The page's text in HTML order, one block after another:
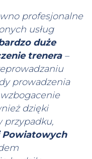
profesjonalne
usług
duże
trenera–
prowadzenia
dzięki
przypadku,
Powiatowych